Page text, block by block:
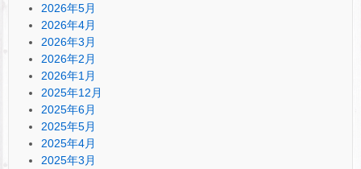
2026年5月
2026年4月
2026年3月
2026年2月
2026年1月
2025年12月
2025年6月
2025年5月
2025年4月
2025年3月